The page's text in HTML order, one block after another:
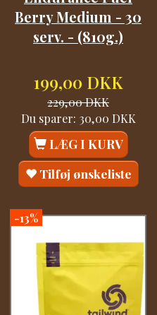
Berry Medium - 30
serv. - (810g.)
199,00 DKK
229,00 DKK
Du sparer: 30,00 DKK
LÆG I KURV
Tilføj ønskeliste
-13%